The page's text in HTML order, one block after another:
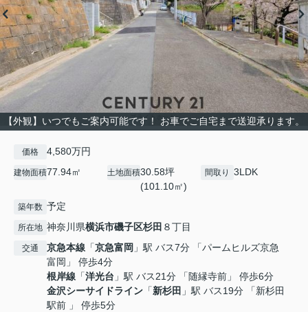
【外観】いつでもご案内可能です！ お車でご自宅まで送迎承ります。
価格 4,580万円
建物面積77.94㎡ 土地面積30.58坪
(101.10㎡)
間取り 3LDK
築年数 予定
所在地 神奈川県横浜市磯子区杉田 ８丁目
交通 京急本線 「京急富岡 」駅 バス7分 「パームヒルズ京急
富岡」 停歩4分
根岸線 「洋光台 」駅 バス21分 「随縁寺前」 停歩6分
金沢シーサイドライン 「新杉田 」駅 バス19分 「新杉田
駅前 」 停歩5分